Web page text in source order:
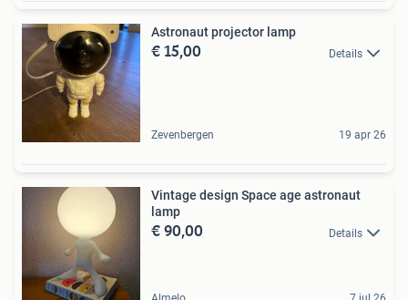
Astronaut projector lamp
€ 15,00 Details
Zevenbergen 19 apr 26
Vintage design Space age astronaut
lamp
€ 90,00 Details